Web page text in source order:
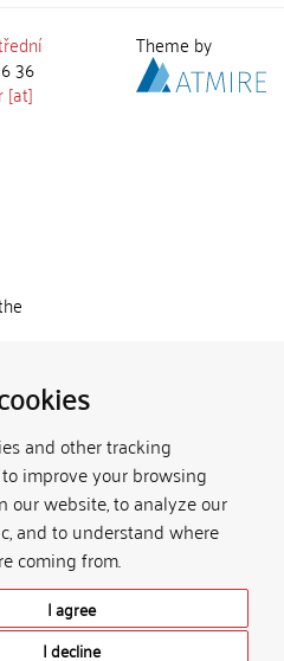
and other tracking
improve your browsing
our website, to analyze our
and to understand where
coming from.
I agree
I decline
36
[at]
k
not
of
Theme by